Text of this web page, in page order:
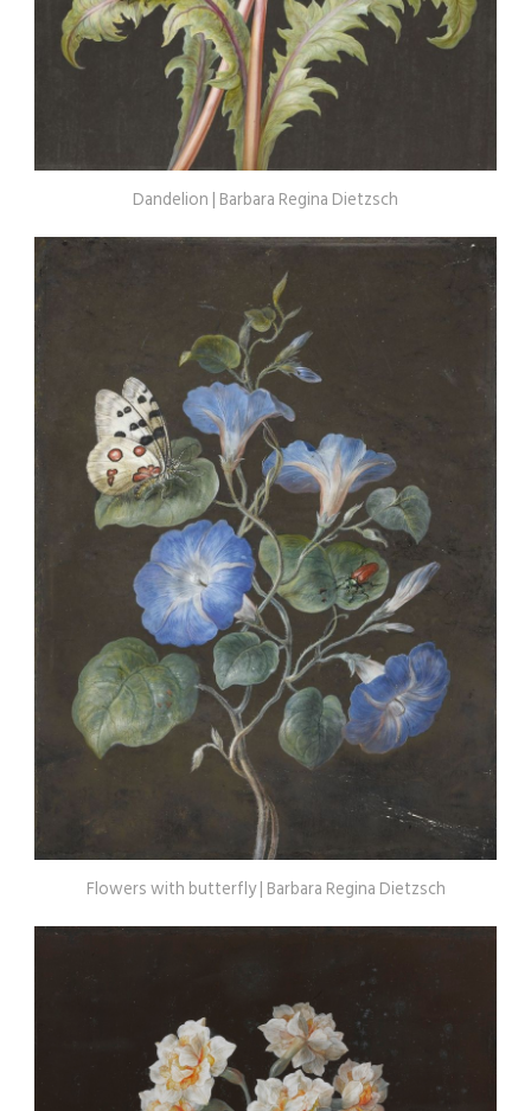
Dandelion | Barbara Regina Dietzsch
Flowers with butterfly | Barbara Regina Dietzsch